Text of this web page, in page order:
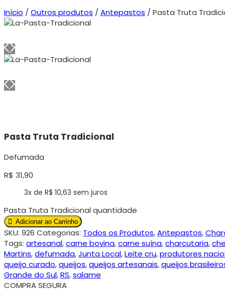
Início /Outros produtos /Antepastos / Pasta Truta
Pasta Truta Tradicional
Defumada
R$ 31,90
3x de R$ 10,63 sem juros
Pasta Truta Tradicional quantidade
Adicionar ao Carrinho
SKU: 926 Categorias: Todos os Produtos,Antepastos,
Tags: artesanal,carne bovina,carne suína,charcutaria,
Martins,defumada,Junta Local,Leite cru,produtores
queijo curado,queijos,queijos artesanais,queijos
Grande do Sul,RS,salame
COMPRA SEGURA